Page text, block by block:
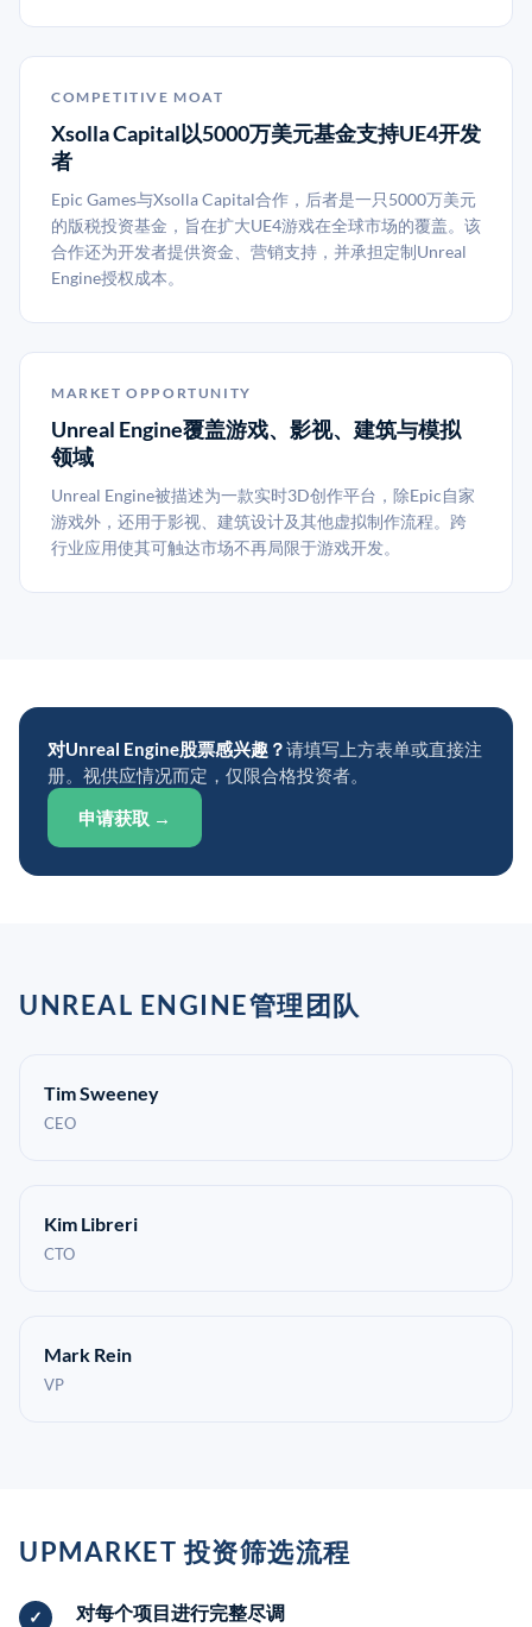
COMPETITIVE MOAT
Xsolla Capital以5000万美元基金支持UE4开发
者
Epic Games与Xsolla Capital合作，后者是一只5000万美元
的版税投资基金，旨在扩大UE4游戏在全球市场的覆盖。该
合作还为开发者提供资金、营销支持，并承担定制Unreal
Engine授权成本。
MARKET OPPORTUNITY
Unreal Engine覆盖游戏、影视、建筑与模拟
领域
Unreal Engine被描述为一款实时3D创作平台，除Epic自家
游戏外，还用于影视、建筑设计及其他虚拟制作流程。跨
行业应用使其可触达市场不再局限于游戏开发。
对Unreal Engine股票感兴趣？请填写上方表单或直接注
册。视供应情况而定，仅限合格投资者。
申请获取 →
UNREAL ENGINE管理团队
Tim Sweeney
CEO
Kim Libreri
CTO
Mark Rein
VP
UPMARKET 投资筛选流程
对每个项目进行完整尽调